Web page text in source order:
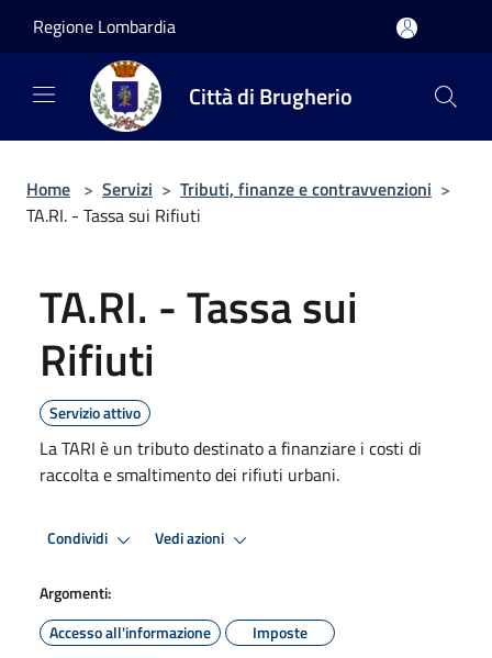
Regione Lombardia
Città di Brugherio
Home > Servizi > Tributi, finanze e contravvenzioni >
TA.RI. - Tassa sui Rifiuti
TA.RI. - Tassa sui
Rifiuti
Servizio attivo
La TARI è un tributo destinato a finanziare i costi di
raccolta e smaltimento dei rifiuti urbani.
Condividi Vedi azioni
Argomenti:
Accesso all'informazione
Imposte